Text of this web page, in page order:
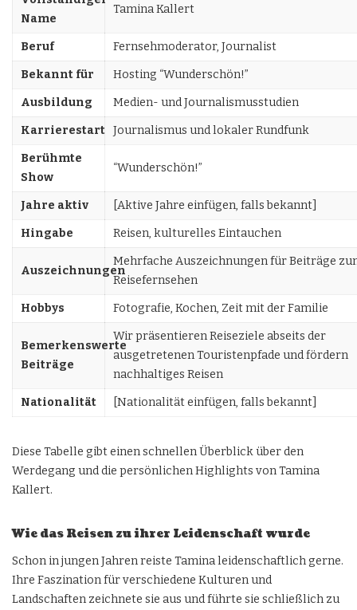
Name
Tamina Kallert
Beruf Fernsehmoderator, Journalist
Bekannt für Hosting “Wunderschön!”
Ausbildung Medien- und Journalismusstudien
Karrierestart Journalismus und lokaler Rundfunk
Berühmte
Show
“Wunderschön!”
Jahre aktiv [Aktive Jahre einfügen, falls bekannt]
Hingabe Reisen, kulturelles Eintauchen
Auszeichnungen
Mehrfache Auszeichnungen für Beiträge
Reisefernsehen
Hobbys Fotografie, Kochen, Zeit mit der Familie
Bemerkenswerte
Beiträge
Wir präsentieren Reiseziele abseits der
ausgetretenen Touristenpfade und fördern
nachhaltiges Reisen
Nationalität [Nationalität einfügen, falls bekannt]
Diese Tabelle gibt einen schnellen Überblick über den
Werdegang und die persönlichen Highlights von Tamina
Kallert.
Wie das Reisen zu ihrer Leidenschaft wurde
Schon in jungen Jahren reiste Tamina leidenschaftlich gerne.
Ihre Faszination für verschiedene Kulturen und
Landschaften zeichnete sie aus und führte sie schließlich zu